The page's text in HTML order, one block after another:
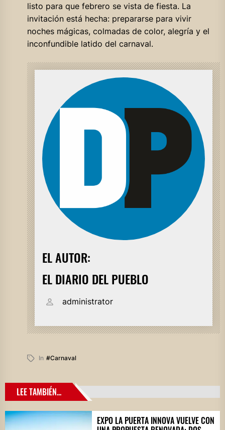
listo para que febrero se vista de fiesta. La
invitación está hecha: prepararse para vivir
noches mágicas, colmadas de color, alegría y el
inconfundible latido del carnaval.
EL AUTOR:
EL DIARIO DEL PUEBLO
administrator
In #carnaval
LEE TAMBIÉN...
EXPO LA PUERTA INNOVA VUELVE CON